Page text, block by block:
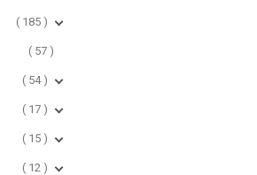
185
57
54
17
15
12